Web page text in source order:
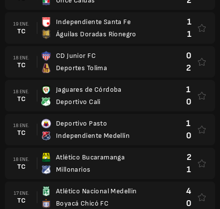
19 ENE.
TC
Independiente Santa Fe
Águilas Doradas Rionegro
1
1
18 ENE.
TC
CD Junior FC
Deportes Tolima
0
2
18 ENE.
TC
Jaguares de Córdoba
Deportivo Cali
1
0
18 ENE.
TC
Deportivo Pasto
Independiente Medellín
1
0
18 ENE.
TC
Atlético Bucaramanga
Millonarios
2
1
17 ENE.
TC
Atlético Nacional Medellin
Boyacá Chicó FC
4
0